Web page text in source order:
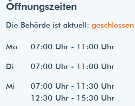
Öffnungszeiten
Die Behörde ist aktuell: geschlossen
Mo 07:00 Uhr - 11:00 Uhr
Di 07:00 Uhr - 11:00 Uhr
Mi
07:00 Uhr - 11:30 Uhr
12:30 Uhr - 15:30 Uhr